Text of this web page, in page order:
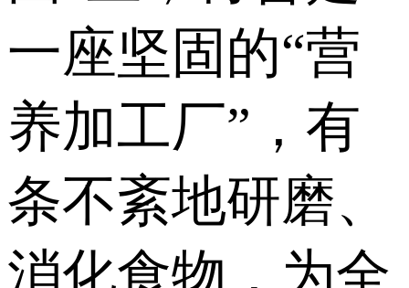
一座坚固的“营
养加工厂”，有
条不紊地研磨、
消化食物，为全